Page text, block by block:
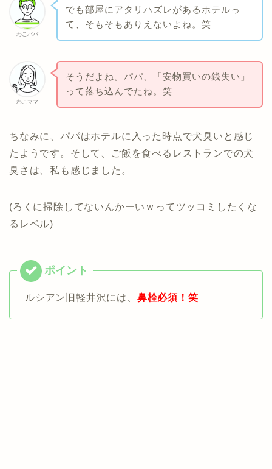
わこパパ
でも部屋にアタリハズレがあるホテルっ
て、そもそもありえないよね。笑
わこママ
そうだよね。パパ、「安物買いの銭失い」
って落ち込んでたね。笑
ちなみに、パパはホテルに入った時点で犬臭いと感じ
たようです。そして、ご飯を食べるレストランでの犬
臭さは、私も感じました。
(ろくに掃除してないんかーいｗってツッコミしたくな
るレベル)
ルシアン旧軽井沢には、 鼻栓必須！笑